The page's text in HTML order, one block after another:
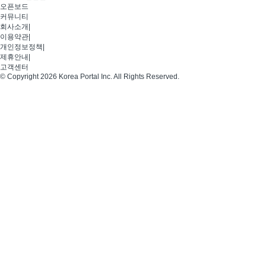
오픈보드
커뮤니티
회사소개
이용약관
개인정보정책
제휴안내
고객센터
© Copyright 2026 Korea Portal Inc. All Rights Reserved.